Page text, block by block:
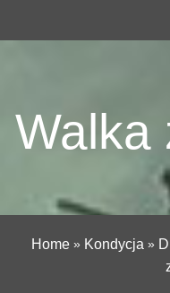
Walka
Home » Kondycja »